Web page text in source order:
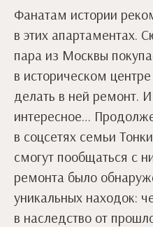
Фанатам истории
в этих апартаментах.
пара из Москвы
в историческом
делать в ней ремонт.
интересное…
в соцсетях семьи
смогут пообщаться с
ремонта было
уникальных находок:
в наследство от